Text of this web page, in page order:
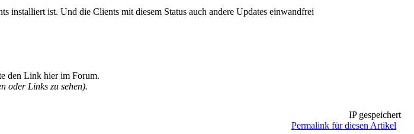
installiert ist. Und die Clients mit diesem Status auch andere Updates einwandfrei
den Link hier im Forum.
oder Links zu sehen).
IP gespeichert
Permalink für diesen Artikel